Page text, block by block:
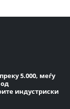
5.000, меѓу
индустриски